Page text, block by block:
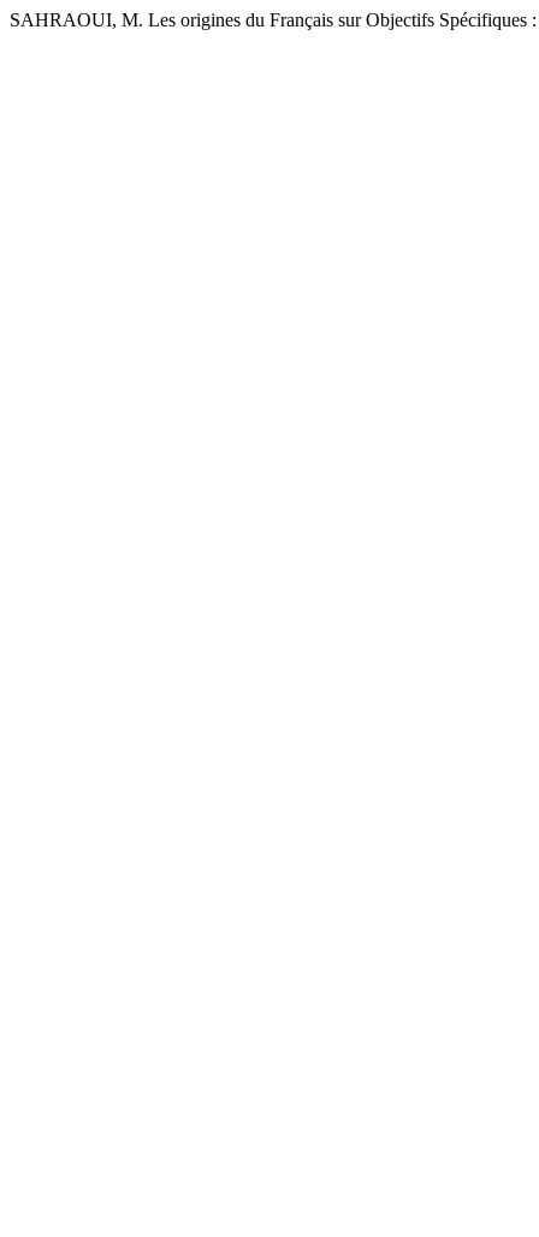
SAHRAOUI, M. Les origines du Français sur Objectifs Spécifiques